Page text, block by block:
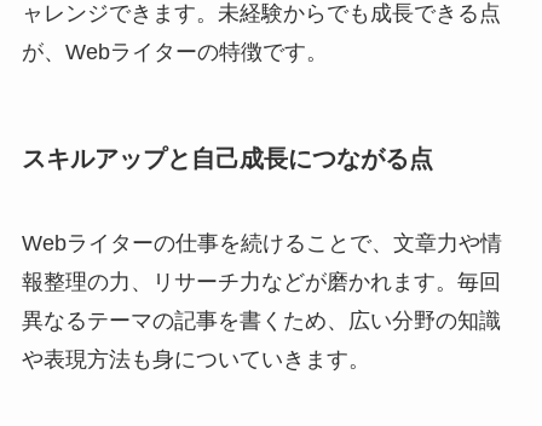
ャレンジできます。未経験からでも成長できる点
が、Webライターの特徴です。
スキルアップと自己成長につながる点
Webライターの仕事を続けることで、文章力や情
報整理の力、リサーチ力などが磨かれます。毎回
異なるテーマの記事を書くため、広い分野の知識
や表現方法も身についていきます。